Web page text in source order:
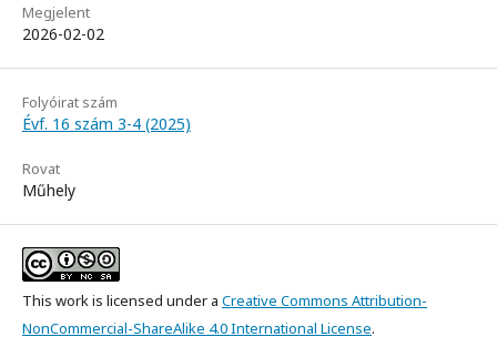
Megjelent
2026-02-02
Folyóirat szám
Évf. 16 szám 3-4 (2025)
Rovat
Műhely
This work is licensed under a Creative Commons Attribution-
NonCommercial-ShareAlike 4.0 International License.